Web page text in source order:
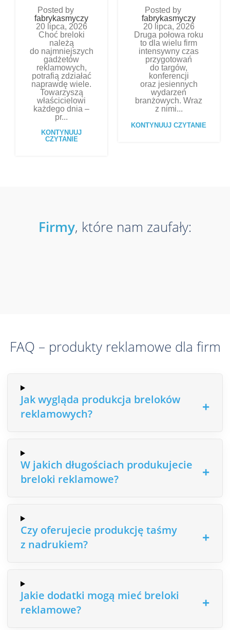
Posted by
fabrykasmyczy
20 lipca, 2026
Choć breloki
należą
do najmniejszych
gadżetów
reklamowych,
potrafią zdziałać
naprawdę wiele.
Towarzyszą
właścicielowi
każdego dnia –
pr...
KONTYNUUJ
CZYTANIE
Posted by
fabrykasmyczy
20 lipca, 2026
Druga połowa roku
to dla wielu firm
intensywny czas
przygotowań
do targów,
konferencji
oraz jesiennych
wydarzeń
branżowych. Wraz
z nimi...
KONTYNUUJ CZYTANIE
Firmy, które nam zaufały:
FAQ – produkty reklamowe dla firm
Jak wygląda produkcja breloków
reklamowych?
W jakich długościach produkujecie
breloki reklamowe?
Czy oferujecie produkcję taśmy
z nadrukiem?
Jakie dodatki mogą mieć breloki
reklamowe?